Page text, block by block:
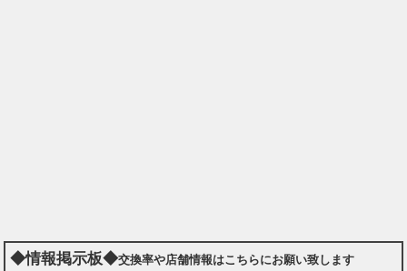
◆情報掲示板◆交換率や店舗情報はこちらにお願い致します